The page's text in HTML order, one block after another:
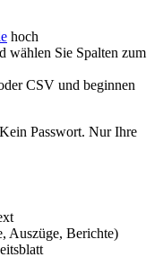
hoch
wählen Sie Spalten zum
CSV und beginnen
Passwort. Nur Ihre
Auszüge, Berichte)